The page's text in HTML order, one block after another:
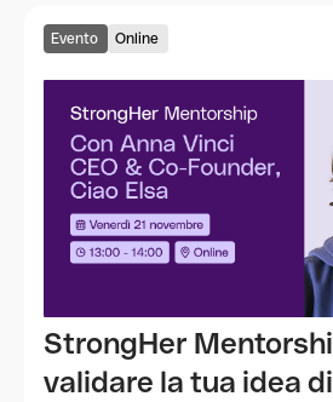
Evento Online
StrongHer
validare la tua idea